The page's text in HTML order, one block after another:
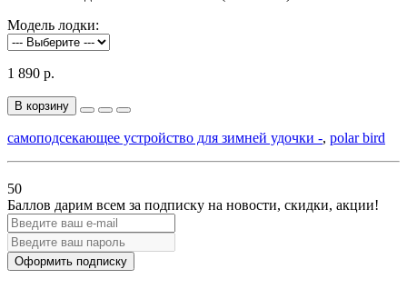
Модель лодки:
1 890 р.
В корзину
самоподсекающее устройство для зимней удочки -, polar bird
50
Баллов дарим всем за подписку на новости, скидки, акции!
Оформить подписку